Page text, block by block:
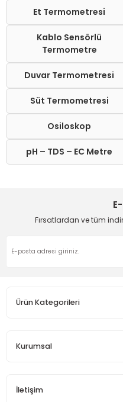
Et Termometresi
Kablo Sensörlü
Termometre
Duvar Termometresi
Süt Termometresi
Osiloskop
pH – TDS – EC Metre
Fırsatlardan ve tüm
Ürün Kategorileri
Kurumsal
İletişim